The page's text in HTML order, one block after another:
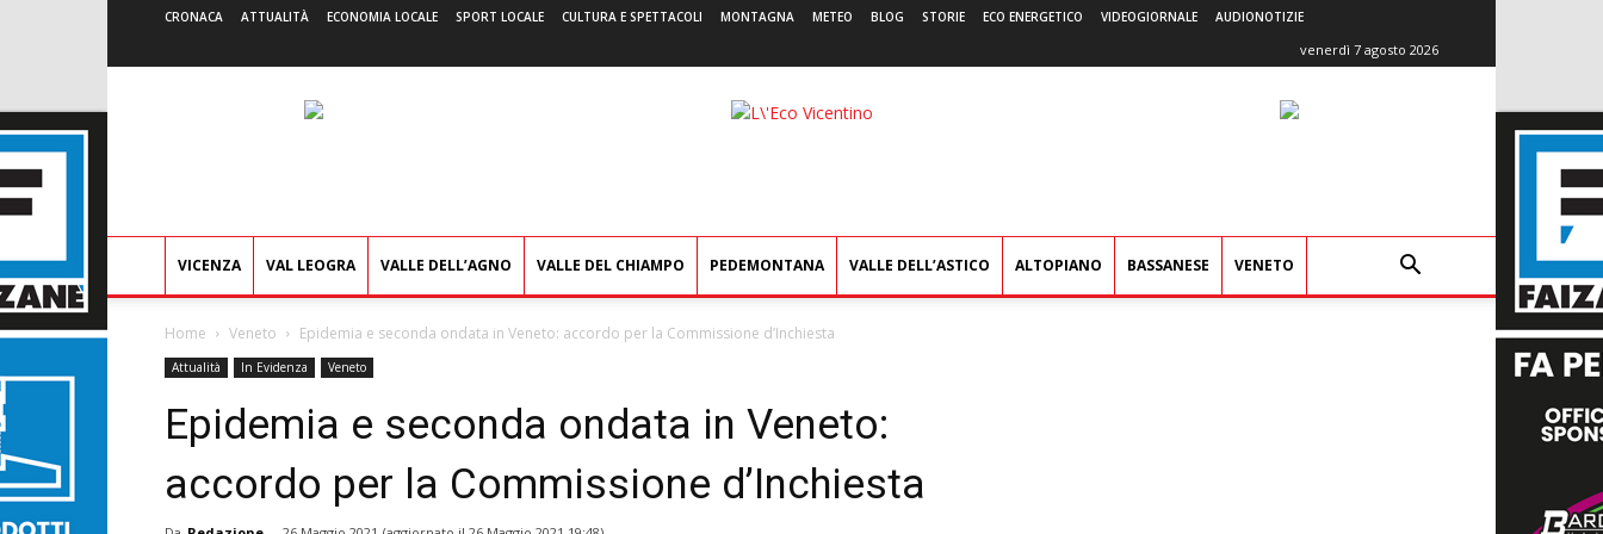
CRONACA ATTUALITÀ ECONOMIA LOCALE SPORT LOCALE CULTURA E SPETTACOLI MONTAGNA METEO BLOG STORIE ECO ENERGETICO VIDEOGIORNALE AUDIONOTIZIE
venerdì 7 agosto 2026
L'Eco
VICENZA VAL LEOGRA VALLE DELL’AGNO VALLE DEL CHIAMPO PEDEMONTANA VALLE DELL’ASTICO ALTOPIANO BASSANESE VENETO
Home Veneto Epidemia e seconda ondata in Veneto: accordo per la Commissione d’Inchiesta
Attualità In Evidenza Veneto
Epidemia e seconda ondata in Veneto:
accordo per la Commissione d’Inchiesta